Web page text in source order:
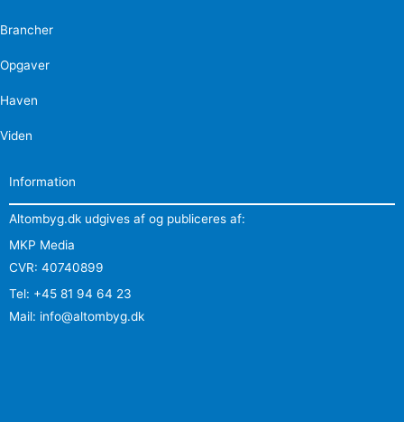
Brancher
Opgaver
Haven
Viden
Information
Altombyg.dk udgives af og publiceres af:
MKP Media
CVR: 40740899
Tel: +45 81 94 64 23
Mail: info@altombyg.dk